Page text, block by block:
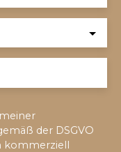
der DSGVO
kommerziell